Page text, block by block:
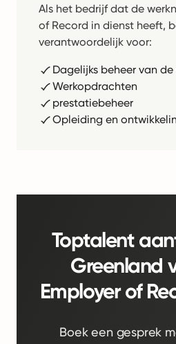
Als het bedrijf dat de
of Record in dienst heeft,
verantwoordelijk voor:
Dagelijks beheer van
Werkopdrachten
prestatiebeheer
Opleiding en
Toptalent
Greenland
Employer of
Boek een gesprek